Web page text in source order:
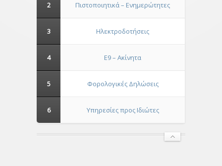
2 Πιστοποιητικά – Ενημερώτητες
3 Ηλεκτροδοτήσεις
4 Ε9 – Ακίνητα
5 Φορολογικές Δηλώσεις
6 Υπηρεσίες προς Ιδιώτες